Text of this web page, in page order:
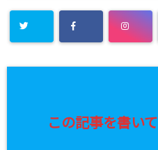
この記事を書い